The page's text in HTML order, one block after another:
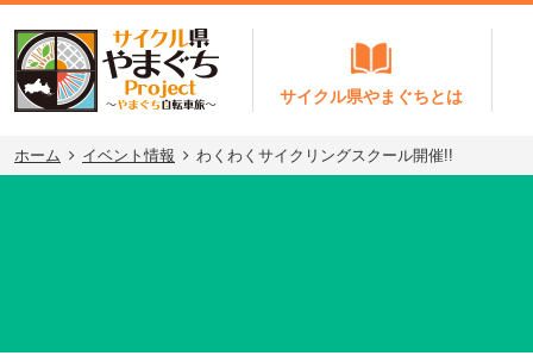
サイクル県やまぐちとは
ホーム イベント情報 わくわくサイクリングスクール開催!!